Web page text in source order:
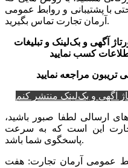
با پشتیبانی و روابط عمومی
آرمان تجارت تماس بگیرید.
آگهی و بک‌لینک وتبلیغات
آگهی و بک‌لینک منتشر کنم
های ارسالی لطفا صبور باشید،
تجارت این است که به سرعت
پاسخگوی شما باشد.
عمومی آرمان تجارت: هفت